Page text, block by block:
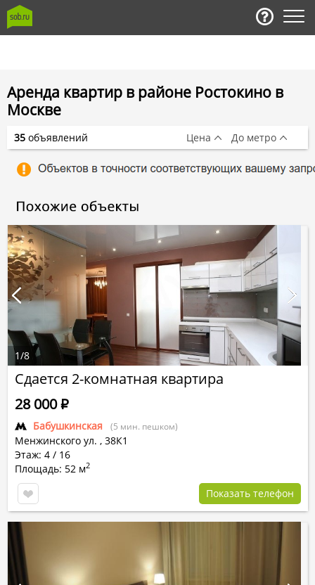
Аренда квартир в районе Ростокино в
Москве
Сдается 2-комнатная квартира
Бабушкинская (5 мин. пешком)
Менжинского ул. , 38К1
Этаж: 4 / 16
Площадь: 52 м2
28 000Р
Показать телефон
1/8
35 объявлений Цена До метро